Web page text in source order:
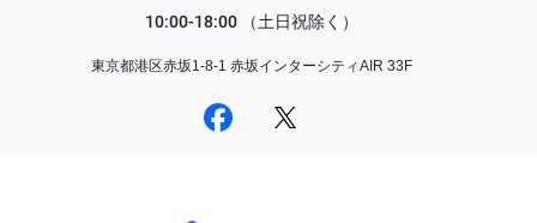
東京都港区赤坂1-8-1 赤坂インターシティAIR 33F